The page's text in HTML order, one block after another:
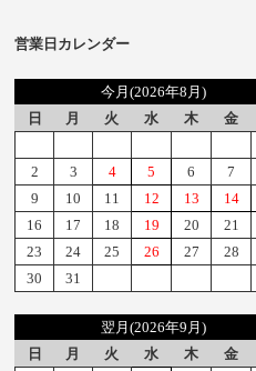
営業日カレンダー
今月(2026年8月)
日
月 火 水 木 金
2
3 4 5 6 7
9
10 11 12 13 14
16
17 18 19 20 21
23
24 25 26 27 28
30
31
翌月(2026年9月)
日
月 火 水 木 金